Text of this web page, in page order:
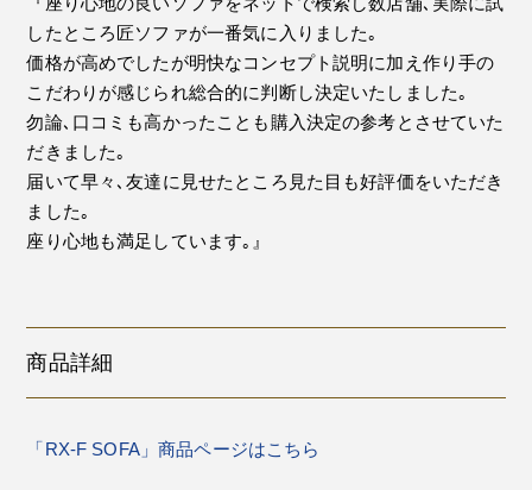
したところ匠ソファが一番気に入りました｡
価格が高めでしたが明快なコンセプト説明に加え作り手の
こだわりが感じられ総合的に判断し決定いたしました｡
勿論､口コミも高かったことも購入決定の参考とさせていた
だきました｡
届いて早々､友達に見せたところ見た目も好評価をいただき
ました｡
座り心地も満足しています｡』
商品詳細
「RX-F SOFA」商品ページはこちら